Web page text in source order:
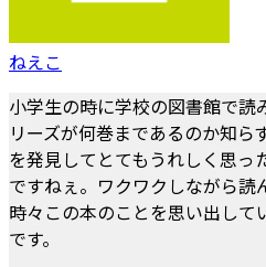
ねえこ
小学生の時に学校の図書館で読
リーズが何巻まであるのか知
を発見してとてもうれしく思っ
ですねぇ。ワクワクしながら読
時々この本のことを思い出して
です。